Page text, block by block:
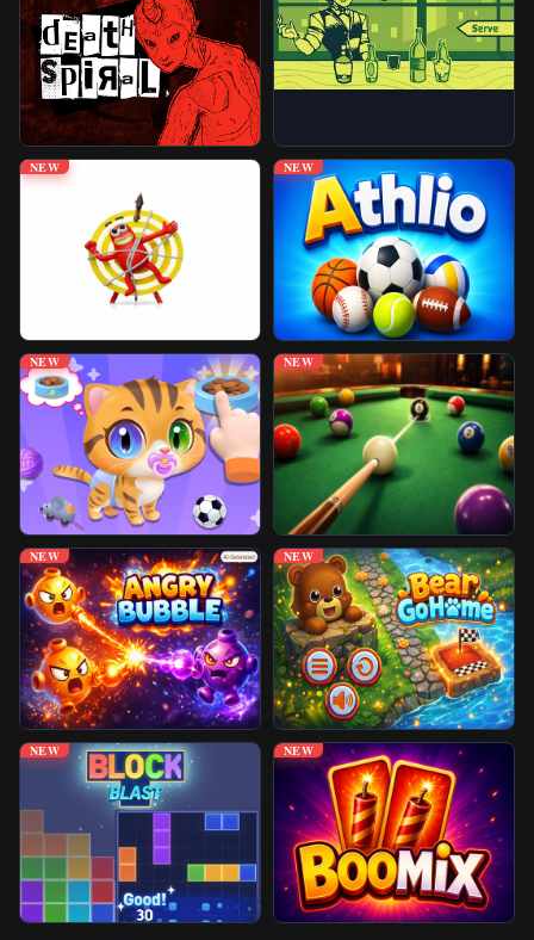
Juegos Desbloqueados
Más Juegos
NEW NEW
NEW NEW
NEW NEW
NEW NEW